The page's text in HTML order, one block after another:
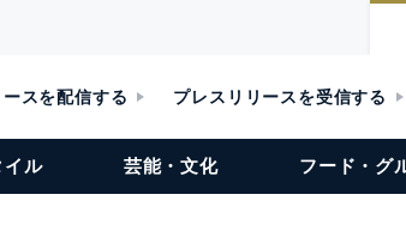
スを配信する プレスリリースを受信する
イル 芸能・文化 フード・グ